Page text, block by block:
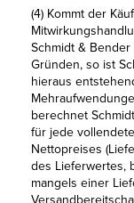
(4) Kommt der
Schmidt &
Gründen, so ist
hieraus
berechnet
für jede
Nettopreises
des Lieferwertes,
mangels einer